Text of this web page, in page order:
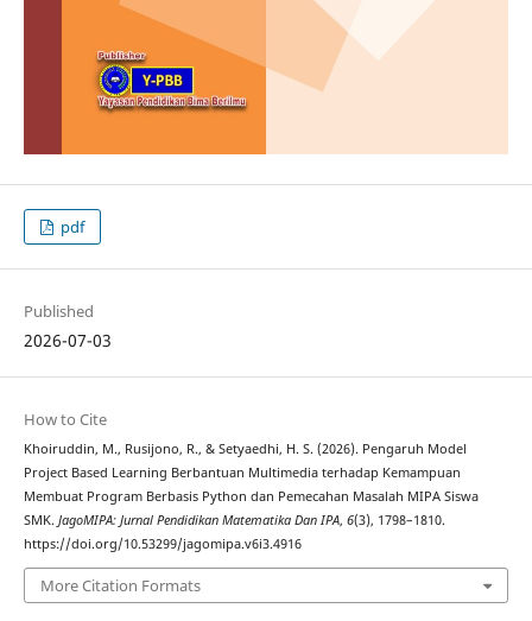
pdf
Published
2026-07-03
How to Cite
Khoiruddin, M., Rusijono, R., & Setyaedhi, H. S. (2026). Pengaruh Model
Project Based Learning Berbantuan Multimedia terhadap Kemampuan
Membuat Program Berbasis Python dan Pemecahan Masalah MIPA Siswa
SMK. JagoMIPA: Jurnal Pendidikan Matematika Dan IPA, 6(3), 1798–1810.
https://doi.org/10.53299/jagomipa.v6i3.4916
More Citation Formats